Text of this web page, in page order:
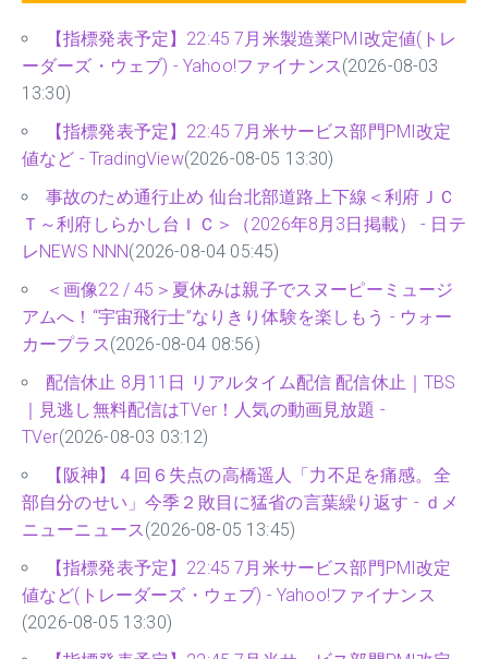
【指標発表予定】22:45 7月米製造業PMI改定値(トレ
ーダーズ・ウェブ) - Yahoo!ファイナンス(2026-08-03
13:30)
【指標発表予定】22:45 7月米サービス部門PMI改定
値など - TradingView(2026-08-05 13:30)
事故のため通行止め 仙台北部道路上下線＜利府ＪＣ
Ｔ～利府しらかし台ＩＣ＞（2026年8月3日掲載） - 日テ
レNEWS NNN(2026-08-04 05:45)
＜画像22 / 45＞夏休みは親子でスヌーピーミュージ
アムへ！“宇宙飛行士”なりきり体験を楽しもう - ウォー
カープラス(2026-08-04 08:56)
配信休止 8月11日 リアルタイム配信 配信休止｜TBS
｜見逃し無料配信はTVer！人気の動画見放題 -
TVer(2026-08-03 03:12)
【阪神】４回６失点の高橋遥人「力不足を痛感。全
部自分のせい」今季２敗目に猛省の言葉繰り返す - ｄメ
ニューニュース(2026-08-05 13:45)
【指標発表予定】22:45 7月米サービス部門PMI改定
値など(トレーダーズ・ウェブ) - Yahoo!ファイナンス
(2026-08-05 13:30)